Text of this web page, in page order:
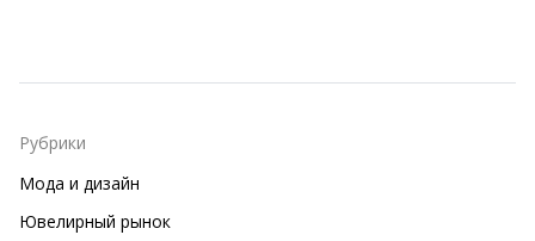
Рубрики
Мода и дизайн
Ювелирный рынок